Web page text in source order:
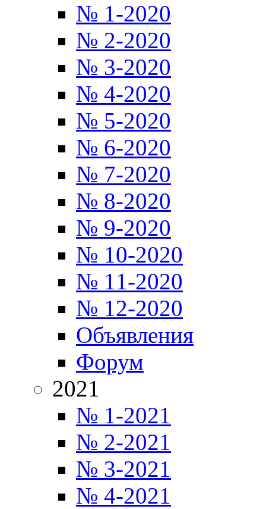
№ 1-2020
№ 2-2020
№ 3-2020
№ 4-2020
№ 5-2020
№ 6-2020
№ 7-2020
№ 8-2020
№ 9-2020
№ 10-2020
№ 11-2020
№ 12-2020
Объявления
Форум
2021
№ 1-2021
№ 2-2021
№ 3-2021
№ 4-2021